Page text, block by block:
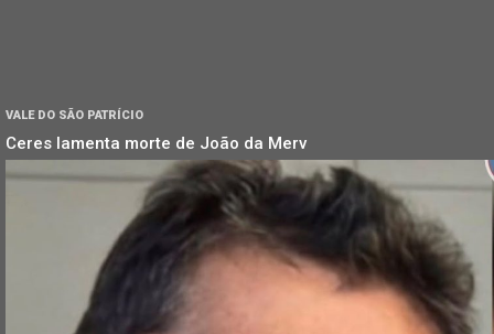
VALE DO SÃO PATRÍCIO
Ceres lamenta morte de João da Merv